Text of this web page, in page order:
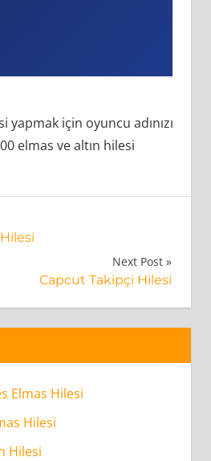
yapmak için oyuncu adınızı
elmas ve altın hilesi
Next Post
Capcut Takipçi Hilesi
Elmas Hilesi
Hilesi
Hilesi